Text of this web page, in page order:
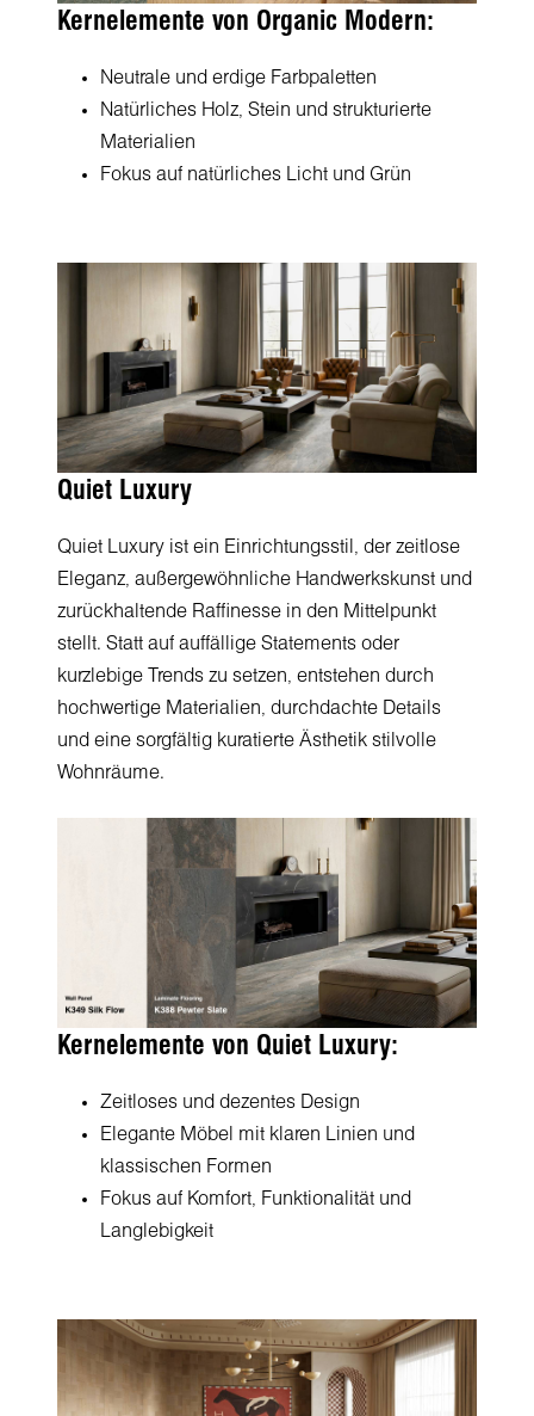
Kernelemente von Organic Modern:
Neutrale und erdige Farbpaletten
Natürliches Holz, Stein und strukturierte
Materialien
Fokus auf natürliches Licht und Grün
Quiet Luxury
Quiet Luxury ist ein Einrichtungsstil, der zeitlose
Eleganz, außergewöhnliche Handwerkskunst und
zurückhaltende Raffinesse in den Mittelpunkt
stellt. Statt auf auffällige Statements oder
kurzlebige Trends zu setzen, entstehen durch
hochwertige Materialien, durchdachte Details
und eine sorgfältig kuratierte Ästhetik stilvolle
Wohnräume.
Kernelemente von Quiet Luxury:
Zeitloses und dezentes Design
Elegante Möbel mit klaren Linien und
klassischen Formen
Fokus auf Komfort, Funktionalität und
Langlebigkeit